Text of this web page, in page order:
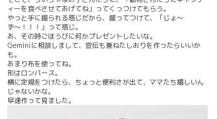
ィーを食べさせてあげてね」ってくっつけてもらう。
やっと手に握られる感じだから、握ってつけて、「じょ〜
ず〜！！！」って感じ。
あ、その時ごほうびに何かプレゼントしたいな。
Geminiに相談しまして、宣伝も兼ねたしおりを作ったらいいか
も。
あまり布を使ってね。
形はロンパース。
横に定規をつけたら、ちょっと便利さが出て、ママたち嬉しいん
じゃないかな。
早速作って見ました。